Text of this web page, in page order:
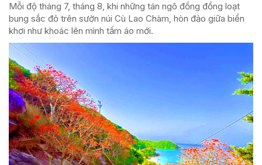
Mỗi độ tháng 7, tháng 8, khi những tán ngô đồng đồng loạt
bung sắc đỏ trên sườn núi Cù Lao Chàm, hòn đảo giữa biển
khơi như khoác lên mình tấm áo mới.